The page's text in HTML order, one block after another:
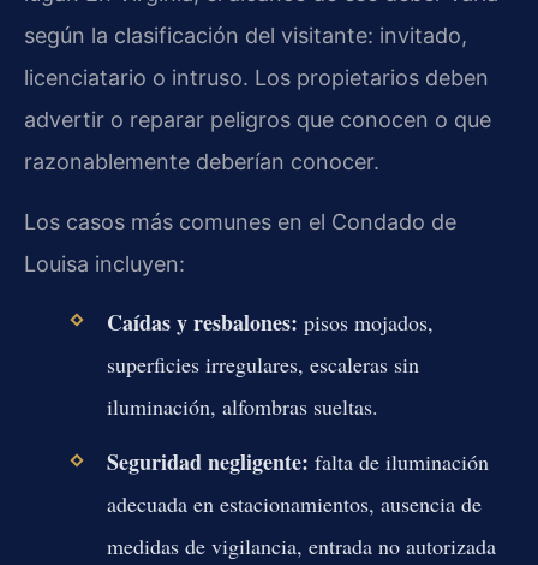
según la clasificación del visitante: invitado,
licenciatario o intruso. Los propietarios deben
advertir o reparar peligros que conocen o que
razonablemente deberían conocer.
Los casos más comunes en el Condado de
Louisa incluyen:
Caídas y resbalones: pisos mojados,
superficies irregulares, escaleras sin
iluminación, alfombras sueltas.
Seguridad negligente: falta de iluminación
adecuada en estacionamientos, ausencia de
medidas de vigilancia, entrada no autorizada